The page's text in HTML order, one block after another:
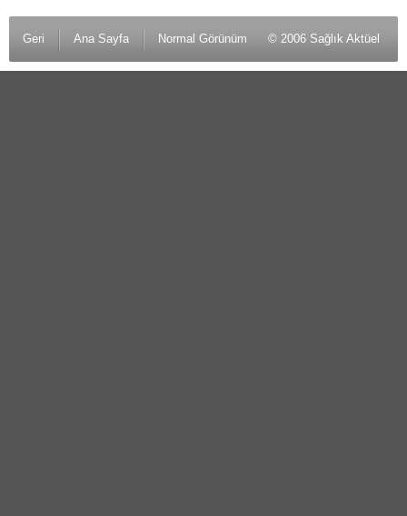
Geri Ana Sayfa Normal Görünüm © 2006 Sağlık Aktüel